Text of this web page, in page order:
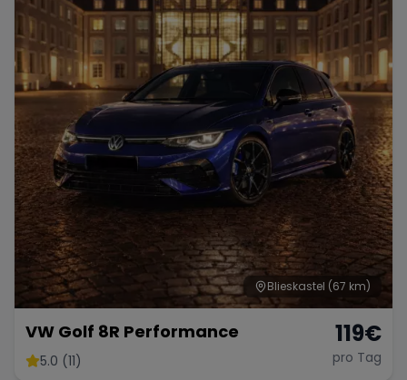
Blieskastel (67 km)
VW Golf 8R Performance
5.0 (11)
119€
pro Tag